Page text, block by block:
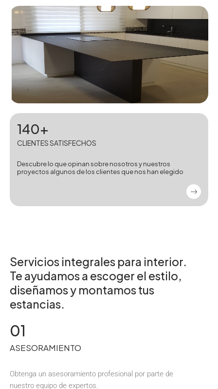
140+
CLIENTES SATISFECHOS
Descubre lo que opinan sobre nosotros y nuestros
proyectos algunos de los clientes que nos han elegido
Servicios integrales para interior.
Te ayudamos a escoger el estilo,
diseñamos y montamos tus
estancias.
01
ASESORAMIENTO
Obtenga un asesoramiento profesional por parte de
nuestro equipo de expertos.